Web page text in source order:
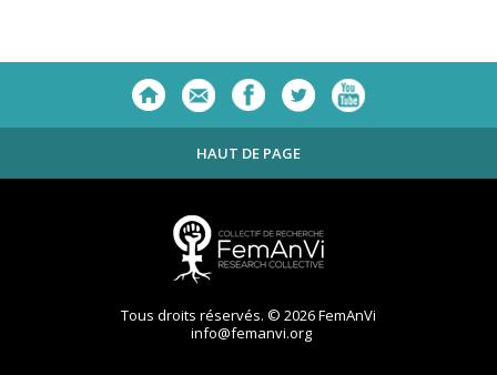
HAUT DE PAGE
Tous droits réservés. © 2026 FemAnVi
info@femanvi.org